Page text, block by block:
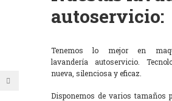
autoservicio:
Tenemos lo mejor en
lavandería autoservicio.
nueva, silenciosa y eficaz.
Disponemos de varios tamaños